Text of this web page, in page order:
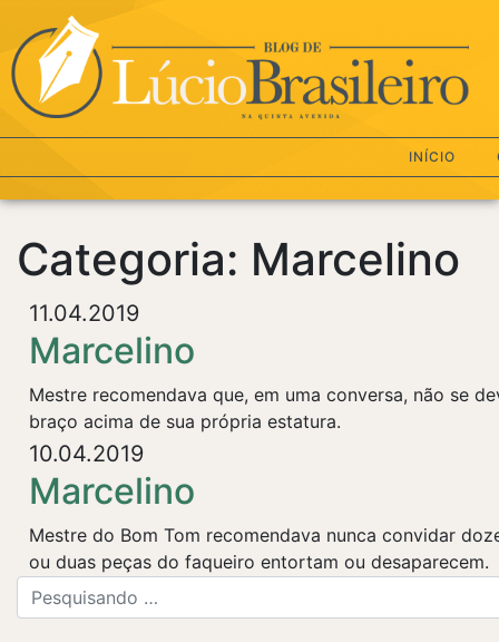
INÍCIO
Categoria: Marcelino
11.04.2019
Marcelino
Mestre recomendava que, em uma conversa, não se
braço acima de sua própria estatura.
10.04.2019
Marcelino
Mestre do Bom Tom recomendava nunca convidar
ou duas peças do faqueiro entortam ou desaparecem.